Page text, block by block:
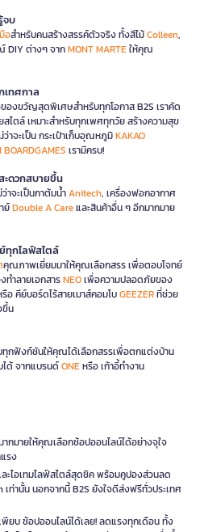
จบ
อสำหรับคนสร้างสรรค์ตัวจริง ทั้งสีไม้Colleen,
DIY ต่างๆ จากMONT MARTEให้คุณ
ทศกาล
องขวัญสุดพิเศษสำหรับทุกโอกาส B2S เราคัด
สไตล์ เหมาะสำหรับทุกเพศทุกวัย สร้างความสุข
จะเป็น กระเป๋าเก็บอุณหภูมิKAKAO
BOARDGAMES เรามีครบ!
ะดวกสบายขึ้น
าจะเป็นกาต้มน้ำAnitech, เครื่องฟอกอากาศ
ย์Double A Careและสินค้าอื่น ๆ อีกมากมาย
ทุกไลฟ์สไตล์
คุณภาพเยี่ยมมาให้คุณเลือกสรร เพื่อตอบโจทย์
ทำลายเอกสารNEOเพื่อความปลอดภัยของ
อ คีย์บอร์ดไร้สายเมาส์คอมโบGEEZERที่ช่วย
ขึ้น
ทุกฟังก์ชันให้คุณได้เลือกสรรเพื่อตกแต่งบ้าน
ได้ จากแบรนด์ONEหรือ เก้าอี้ทำงาน
กมายให้คุณเลือกช้อปออนไลน์ได้อย่างจุใจ
รง
ะไอเทมไลฟ์สไตล์สุดชิค พร้อมคูปองส่วนลด
ท่านั้น นอกจากนี้ B2S ยังใจดีส่งฟรีทั่วประเทศ
ยบ ช้อปออนไลน์ได้เลย! ลดแรงทุกเดือน ทั้ง